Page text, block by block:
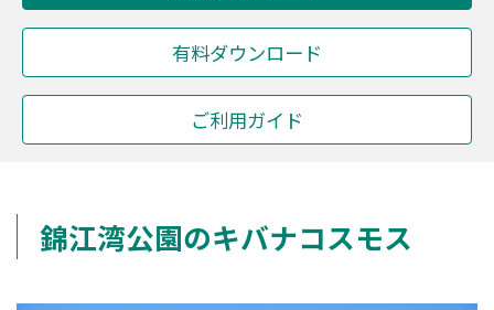
有料ダウンロード
ご利用ガイド
錦江湾公園のキバナコスモス